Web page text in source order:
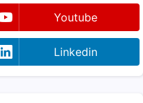
Youtube
Linkedin